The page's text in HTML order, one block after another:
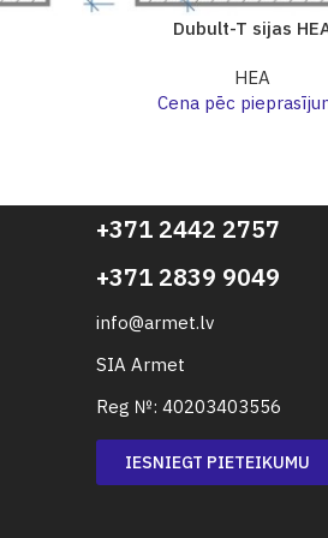
Dubult-T sijas
HEA
Cena pēc
+371 2442 2757
+371 2839 9049
info@armet.lv
SIA Armet
Reg №: 40203403556
IESNIEGT PIETEIKUMU